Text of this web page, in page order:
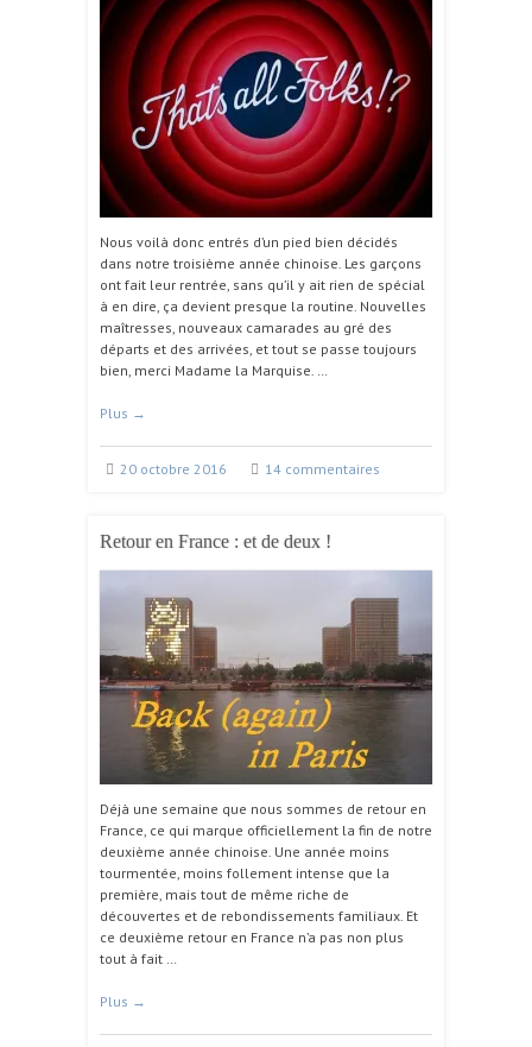
Nous voilà donc entrés d’un pied bien décidés
dans notre troisième année chinoise. Les garçons
ont fait leur rentrée, sans qu’il y ait rien de spécial
à en dire, ça devient presque la routine. Nouvelles
maîtresses, nouveaux camarades au gré des
départs et des arrivées, et tout se passe toujours
bien, merci Madame la Marquise. …
Plus →
20 octobre 2016 14 commentaires
Retour en France : et de deux !
Déjà une semaine que nous sommes de retour en
France, ce qui marque officiellement la fin de notre
deuxième année chinoise. Une année moins
tourmentée, moins follement intense que la
première, mais tout de même riche de
découvertes et de rebondissements familiaux. Et
ce deuxième retour en France n’a pas non plus
tout à fait …
Plus →